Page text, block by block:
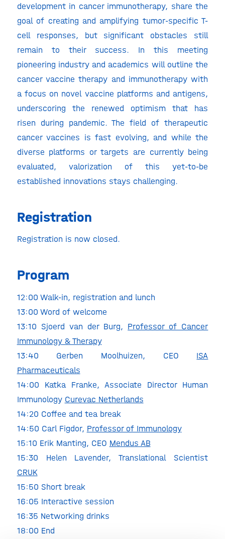
development in cancer immunotherapy, share the
goal of creating and amplifying tumor-specific T-
cell responses, but significant obstacles still
remain to their success. In this meeting
pioneering industry and academics will outline the
cancer vaccine therapy and immunotherapy with
a focus on novel vaccine platforms and antigens,
underscoring the renewed optimism that has
risen during pandemic. The field of therapeutic
cancer vaccines is fast evolving, and while the
diverse platforms or targets are currently being
evaluated, valorization of this yet-to-be
established innovations stays challenging.
Registration
Registration is now closed.
Program
12:00 Walk-in, registration and lunch
13:00 Word of welcome
13:10 Sjoerd van der Burg, Professor of Cancer
Immunology & Therapy
13:40 Gerben Moolhuizen, CEO ISA
Pharmaceuticals
14:00 Katka Franke, Associate Director Human
Immunology Curevac Netherlands
14:20 Coffee and tea break
14:50 Carl Figdor, Professor of Immunology
15:10 Erik Manting, CEO Mendus AB
15:30 Helen Lavender, Translational Scientist
CRUK
15:50 Short break
16:05 Interactive session
16:35 Networking drinks
18:00 End